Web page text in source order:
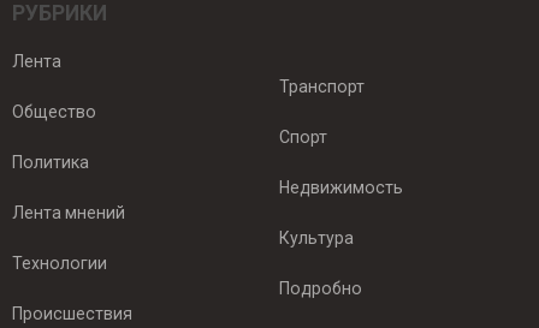
РУБРИКИ
Лента
Общество
Политика
Лента мнений
Технологии
Происшествия
Транспорт
Спорт
Недвижимость
Культура
Подробно